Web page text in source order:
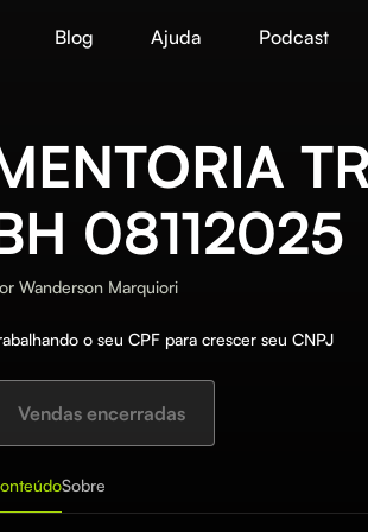
Blog Ajuda Podcast
08112025
Wanderson Marquiori
o seu CPF para crescer seu CNPJ
Vendas encerradas
Sobre